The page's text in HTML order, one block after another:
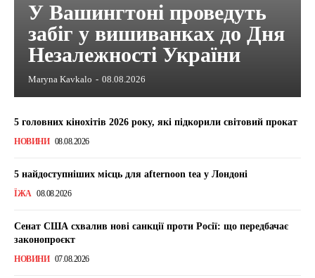
У Вашингтоні проведуть
забіг у вишиванках до Дня
Незалежності України
Maryna Kavkalo - 08.08.2026
5 головних кінохітів 2026 року, які підкорили світовий прокат
НОВИНИ 08.08.2026
5 найдоступніших місць для afternoon tea у Лондоні
ЇЖА 08.08.2026
Сенат США схвалив нові санкції проти Росії: що передбачає
законопроєкт
НОВИНИ 07.08.2026